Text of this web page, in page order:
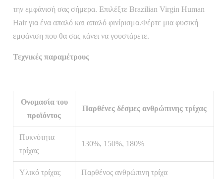
την εμφάνισή σας σήμερα. Επιλέξτε Brazilian Virgin Human
Hair για ένα απαλό και απαλό φινίρισμα.Φέρτε μια φυσική
εμφάνιση που θα σας κάνει να γουστάρετε.
Τεχνικές παραμέτρους
Ονομασία του
προϊόντος
Παρθένες δέσμες ανθρώπινης τρίχας
Πυκνότητα
τρίχας
130%, 150%, 180%
Υλικό τρίχας Παρθένος ανθρώπινη τρίχα